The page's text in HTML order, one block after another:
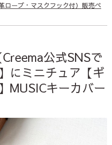
ロープ・マスクフック付）販売ペ
公式SNSで
にミニチュア【ギ
MUSICキーカバー